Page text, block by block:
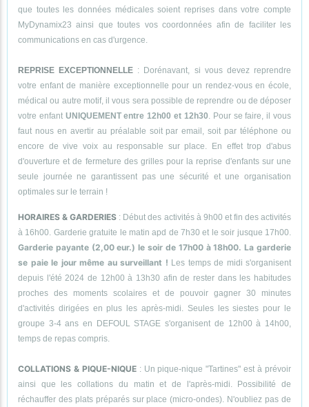
que toutes les données médicales soient reprises dans votre compte
MyDynamix23 ainsi que toutes vos coordonnées afin de faciliter les
communications en cas d'urgence.
REPRISE EXCEPTIONNELLE : Dorénavant, si vous devez reprendre
votre enfant de manière exceptionnelle pour un rendez-vous en école,
médical ou autre motif, il vous sera possible de reprendre ou de déposer
votre enfant UNIQUEMENT entre 12h00 et 12h30. Pour se faire, il vous
faut nous en avertir au préalable soit par email, soit par téléphone ou
encore de vive voix au responsable sur place. En effet trop d'abus
d'ouverture et de fermeture des grilles pour la reprise d'enfants sur une
seule journée ne garantissent pas une sécurité et une organisation
optimales sur le terrain !
HORAIRES & GARDERIES : Début des activités à 9h00 et fin des activités
à 16h00. Garderie gratuite le matin apd de 7h30 et le soir jusque 17h00.
Garderie payante (2,00 eur.) le soir de 17h00 à 18h00. La garderie
se paie le jour même au surveillant ! Les temps de midi s'organisent
depuis l'été 2024 de 12h00 à 13h30 afin de rester dans les habitudes
proches des moments scolaires et de pouvoir gagner 30 minutes
d'activités dirigées en plus les après-midi. Seules les siestes pour le
groupe 3-4 ans en DEFOUL STAGE s'organisent de 12h00 à 14h00,
temps de repas compris.
COLLATIONS & PIQUE-NIQUE: Un pique-nique "Tartines" est à prévoir
ainsi que les collations du matin et de l'après-midi. Possibilité de
réchauffer des plats préparés sur place (micro-ondes). N'oubliez pas de